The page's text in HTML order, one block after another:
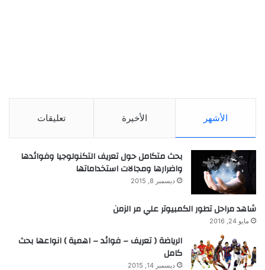
الأشهر الأخيرة تعليقات
بحث متكامل حول تعريف التكنولوجيا وفوائدها
واضرارها ومجالات استخداماتها
ديسمبر 8, 2015
شاهد مراحل تطور الكمبيوتر علي مر الزمن
مايو 24, 2016
الرياضة ( تعريف – فوائد – اهمية ) انواعها بحث
كامل
ديسمبر 14, 2015